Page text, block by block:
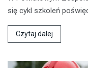
się cykl szkoleń
Czytaj dalej